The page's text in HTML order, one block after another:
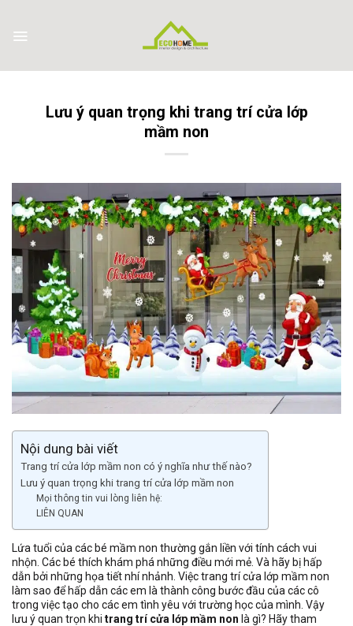
content
Lưu ý quan trọng khi trang trí cửa lớp
mầm non
Nội dung bài viết
Trang trí cửa lớp mầm non có ý nghĩa như thế nào?
Lưu ý quan trọng khi trang trí cửa lớp mầm non
Mọi thông tin vui lòng liên hệ:
LIÊN QUAN
Lứa tuổi của các bé mầm non thường gắn liền với tính cách vui
nhộn. Các bé thích khám phá những điều mới mẻ. Và hãy bị hấp
dẫn bởi những họa tiết nhí nhảnh. Việc trang trí cửa lớp mầm non
làm sao để hấp dẫn các em là thành công bước đầu của các cô
trong việc tạo cho các em tình yêu với trường học của mình. Vậy
lưu ý quan trọn khi trang trí cửa lớp mầm non là gì? Hãy tham